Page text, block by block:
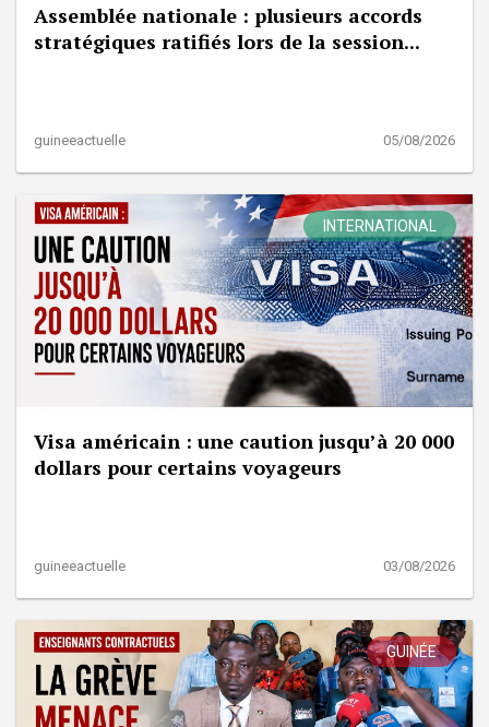
Assemblée nationale : plusieurs accords
stratégiques ratifiés lors de la session...
guineeactuelle 05/08/2026
INTERNATIONAL
Visa américain : une caution jusqu’à 20 000
dollars pour certains voyageurs
guineeactuelle 03/08/2026
GUINÉE